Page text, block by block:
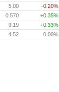
5.00
-0.20%
0.570
+0.35%
9.19
+0.33%
4.52 0.00%